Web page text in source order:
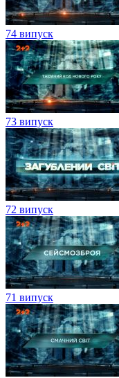
74 випуск
73 випуск
72 випуск
71 випуск